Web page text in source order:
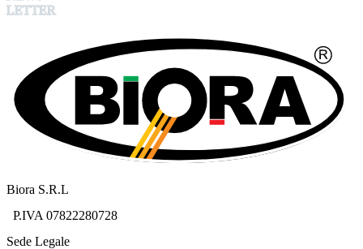
LETTER
Biora S.R.L
P.IVA 07822280728
Sede Legale